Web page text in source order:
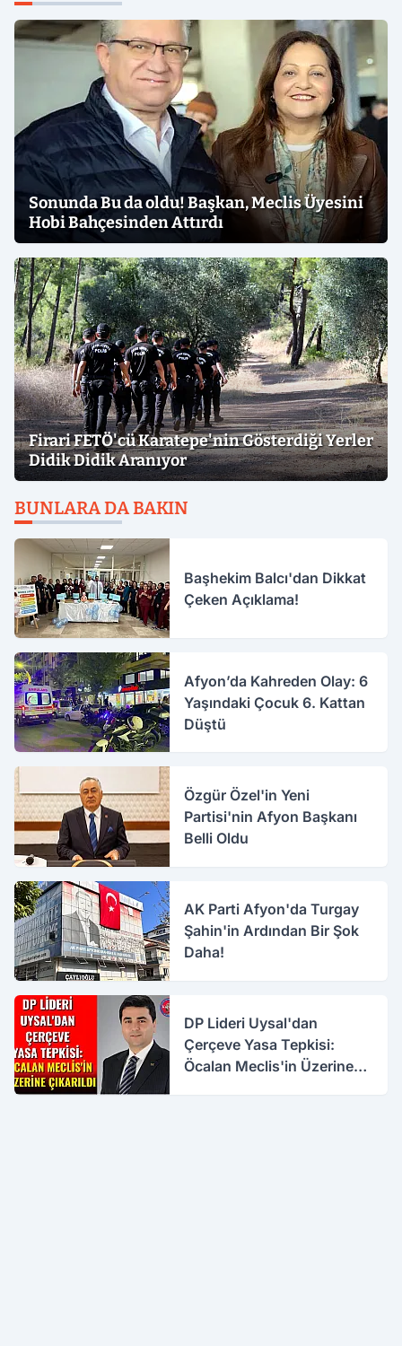
Sonunda Bu da oldu! Başkan, Meclis Üyesini
Hobi Bahçesinden Attırdı
Firari FETÖ'cü Karatepe'nin Gösterdiği Yerler
Didik Didik Aranıyor
BUNLARA DA BAKIN
Başhekim Balcı'dan Dikkat
Çeken Açıklama!
Afyon’da Kahreden Olay: 6
Yaşındaki Çocuk 6. Kattan
Düştü
Özgür Özel'in Yeni
Partisi'nin Afyon Başkanı
Belli Oldu
AK Parti Afyon'da Turgay
Şahin'in Ardından Bir Şok
Daha!
DP Lideri Uysal'dan
Çerçeve Yasa Tepkisi:
Öcalan Meclis'in Üzerine